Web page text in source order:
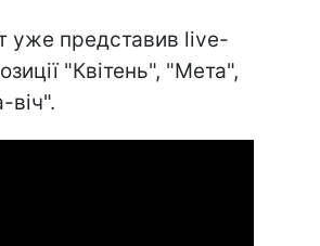
уже представив live-
"Квітень", "Мета",
віч".